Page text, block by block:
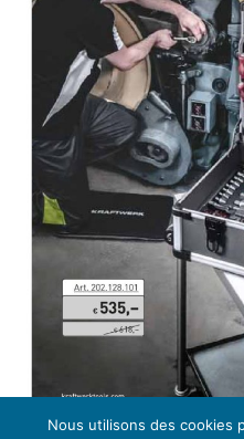
Nous utilisons des cookies